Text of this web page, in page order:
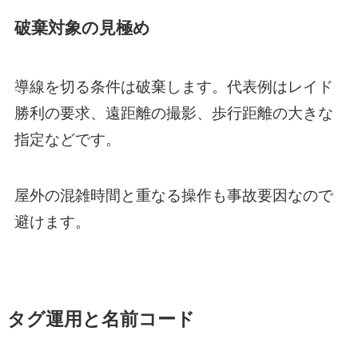
破棄対象の見極め
導線を切る条件は破棄します。代表例はレイド
勝利の要求、遠距離の撮影、歩行距離の大きな
指定などです。
屋外の混雑時間と重なる操作も事故要因なので
避けます。
タグ運用と名前コード